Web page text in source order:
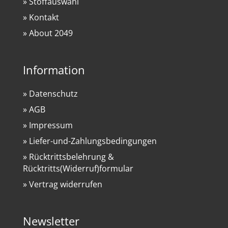
» Kontakt
» About 2049
Information
» Datenschutz
» AGB
» Impressum
» Liefer-und-Zahlungsbedingungen
» Rücktrittsbelehrung &
Rücktritts(Widerruf)formular
» Vertrag widerrufen
Newsletter